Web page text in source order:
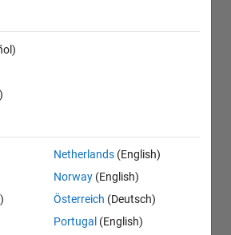
Netherlands (English)
Norway (English)
Österreich (Deutsch)
Portugal (English)